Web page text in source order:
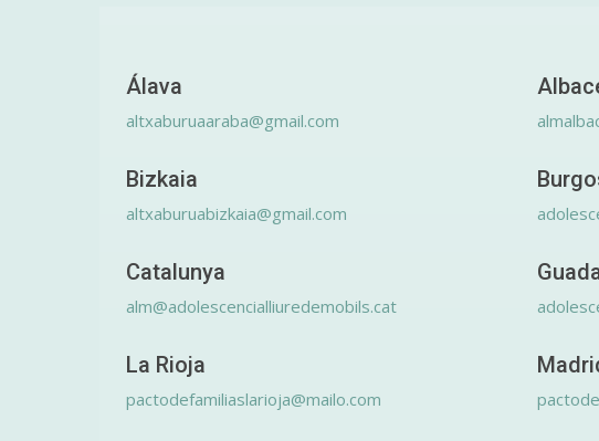
Álava
altxaburuaaraba@gmail.com
Bizkaia
altxaburuabizkaia@gmail.com
Catalunya
alm@adolescencialliuredemobils.cat
La Rioja
pactodefamiliaslarioja@mailo.com